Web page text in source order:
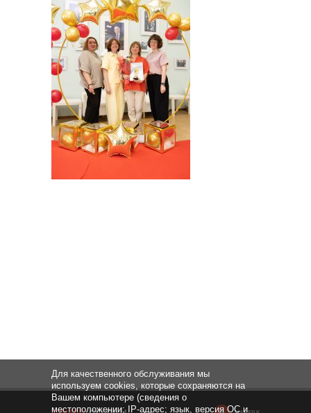
Для качественного обслуживания мы
используем cookies, которые сохраняются на
Вашем компьютере (сведения о
местоположении; IP-адрес; язык, версия ОС и